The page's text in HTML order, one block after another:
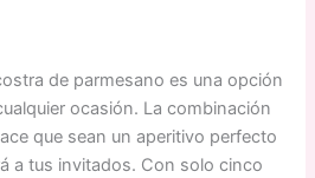
de parmesano es una opción
ocasión. La combinación
que sean un aperitivo perfecto
a tus invitados. Con solo cinco